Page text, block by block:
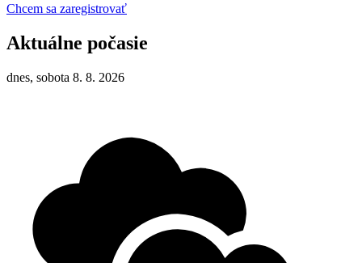
Chcem sa zaregistrovať
Aktuálne počasie
dnes, sobota 8. 8. 2026